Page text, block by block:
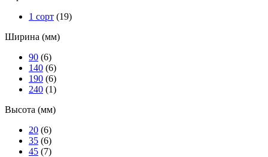
1 сорт (19)
Ширина (мм)
90 (6)
140 (6)
190 (6)
240 (1)
Высота (мм)
20 (6)
35 (6)
45 (7)